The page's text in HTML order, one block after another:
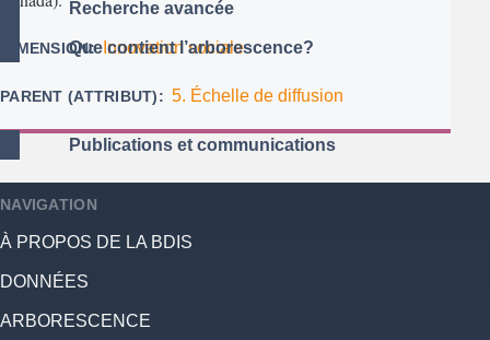
Recherche avancée
Que contient l’arborescence?
Publications et communications
DIMENSION Innovation sociale
PARENT (ATTRIBUT) 5. Échelle de diffusion
NAVIGATION
À PROPOS DE LA BDIS
DONNÉES
ARBORESCENCE